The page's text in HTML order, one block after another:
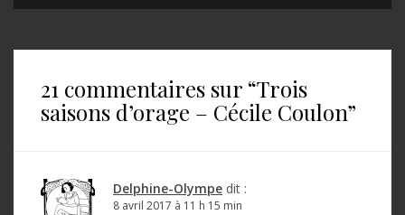
21 commentaires sur “Trois
saisons d’orage – Cécile Coulon”
Delphine-Olympe dit :
8 avril 2017 à 11 h 15 min